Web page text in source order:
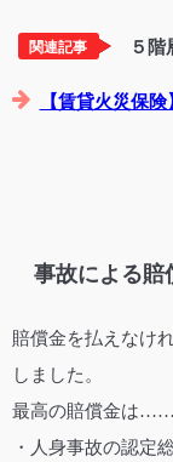
関連記事 ５階
【賃貸火災保
事故による賠
賠償金を払えなけ
しました。
最高の賠償金は……
・人身事故の認定